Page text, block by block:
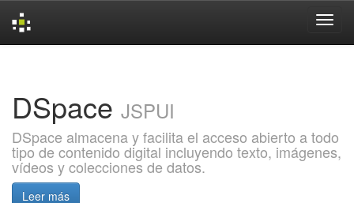
DSpace JSPUI
DSpace almacena y facilita el acceso abierto a todo
tipo de contenido digital incluyendo texto, imágenes,
vídeos y colecciones de datos.
Leer más